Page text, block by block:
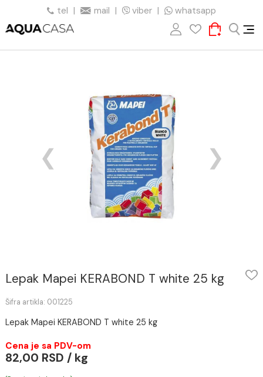
tel | mail | viber | whatsapp
Lepak Mapei KERABOND T white 25 kg
Lepak Mapei KERABOND T white 25 kg